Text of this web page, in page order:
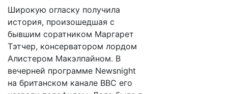
Широкую огласку получила
история, произошедшая с
бывшим соратником Маргарет
Тэтчер, консерватором лордом
Алистером Макэлпайном. В
вечерней программе Newsnight
на британском канале BBC его